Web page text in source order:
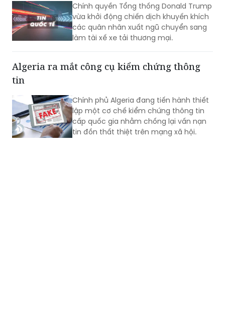
Chính quyền Tổng thống Donald Trump
vừa khởi động chiến dịch khuyến khích
các quân nhân xuất ngũ chuyển sang
làm tài xế xe tải thương mại.
Algeria ra mắt công cụ kiểm chứng thông
tin
Chính phủ Algeria đang tiến hành thiết
lập một cơ chế kiểm chứng thông tin
cấp quốc gia nhằm chống lại vấn nạn
tin đồn thất thiệt trên mạng xã hội.